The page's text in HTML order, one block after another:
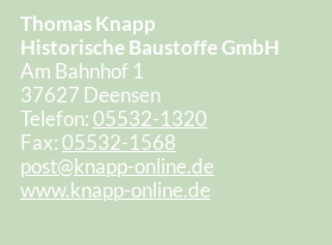
Thomas Knapp
Historische Baustoffe GmbH
Am Bahnhof 1
37627 Deensen
Telefon:05532-1320
Fax:05532-1568
post@knapp-online.de
www.knapp-online.de